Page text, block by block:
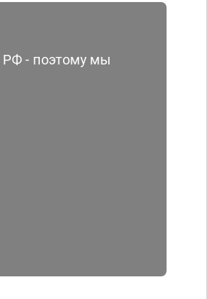
РФ - поэтому мы